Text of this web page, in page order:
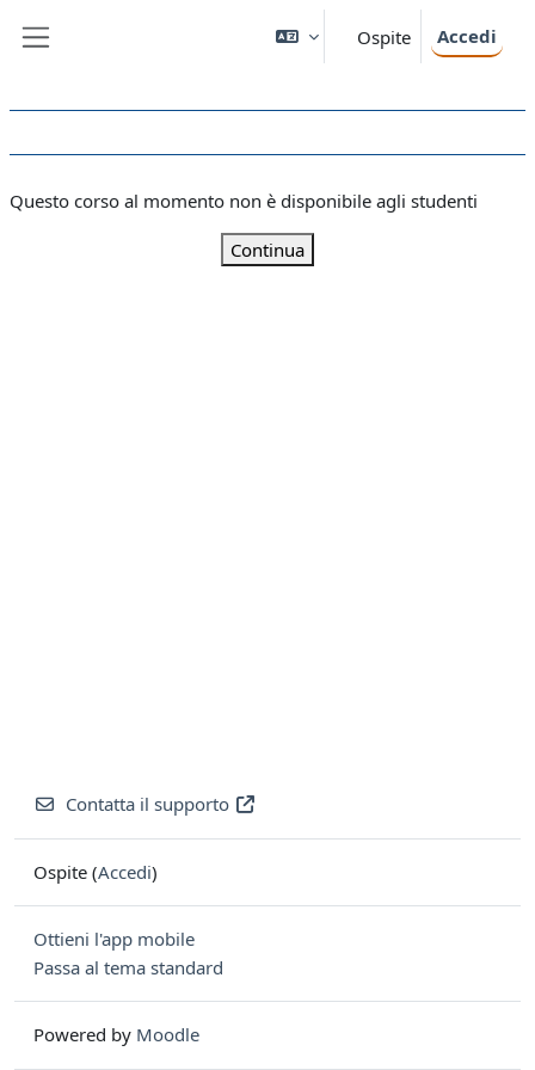
Ospite Accedi
Questo corso al momento non è disponibile agli studenti
Continua
Contatta il supporto
Ospite (Accedi)
Ottieni l'app mobile
Passa al tema standard
Powered by Moodle